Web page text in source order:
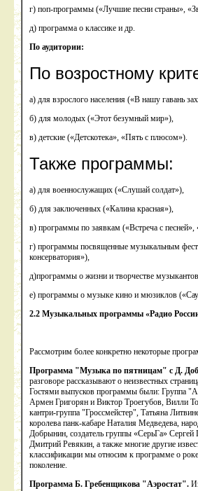
г) поп-программы («Лучшие песни страны»,
д) программа о классике и др.
По аудитории:
По возростному
а) для взрослого населения («В нашу гавань
б) для молодых («Этот безумный мир»),
в) детские («Детскотека», «Пять с плюсом»).
Также программы:
а) для военнослужащих («Слушай солдат»),
б) для заключенных («Калина красная»),
в) программы по заявкам («Встреча с песней»,
г) программы посвященные музыкальным
консерватория»),
д)программы о жизни и творчестве
е) программы о музыке кино и мюзиклов
2.2 Музыкальных программы «Радио
Рассмотрим более конкретно некоторые
Программа "Музыка по пятницам" с Д.
разговоре рассказывают о неизвестных
Гостями выпусков программы были: Группа
Армен Григорян и Виктор Троегубов, Вилли
кантри-группа "Гроссмейстер", Татьяна
королева панк-кабаре Наталия Медведева,
Добрынин, создатель группы «СерьГа» Сергей
Дмитрий Ревякин, а также многие другие
классификации мы относим к программе о
поколение.
Программа Б. Гребенщикова "Аэростат".